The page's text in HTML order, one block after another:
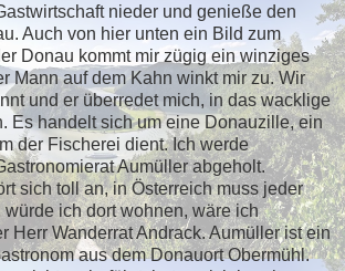
nieder und genieße den
Auch von hier unten ein Bild zum
Donau kommt mir zügig ein winziges
Mann auf dem Kahn winkt mir zu. Wir
und er überredet mich, in das wacklige
Es handelt sich um eine Donauzille, ein
der Fischerei dient. Ich werde
Aumüller abgeholt.
sich toll an, in Österreich muss jeder
ich dort wohnen, wäre ich
Herr Wanderrat Andrack. Aumüller ist ein
aus dem Donauort Obermühl.